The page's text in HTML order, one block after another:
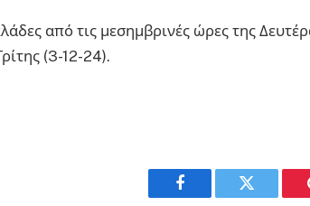
από τις μεσημβρινές ώρες της
(3-12-24).
Facebook Twitter